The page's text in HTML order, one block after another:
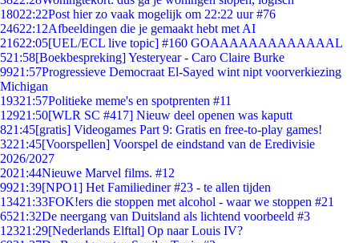
18022:22Post hier zo vaak mogelijk om 22:22 uur #76
24622:12Afbeeldingen die je gemaakt hebt met AI
21622:05[UEL/ECL live topic] #160 GOAAAAAAAAAAAAAL
521:58[Boekbespreking] Yesteryear - Caro Claire Burke
9921:57Progressieve Democraat El-Sayed wint nipt voorverkiezing
Michigan
19321:57Politieke meme's en spotprenten #11
12921:50[WLR SC #417] Nieuw deel openen was kaputt
821:45[gratis] Videogames Part 9: Gratis en free-to-play games!
3221:45[Voorspellen] Voorspel de eindstand van de Eredivisie
2026/2027
2021:44Nieuwe Marvel films. #12
9921:39[NPO1] Het Familiediner #23 - te allen tijden
13421:33FOK!ers die stoppen met alcohol - waar we stoppen #21
6521:32De neergang van Duitsland als lichtend voorbeeld #3
12321:29[Nederlands Elftal] Op naar Louis IV?